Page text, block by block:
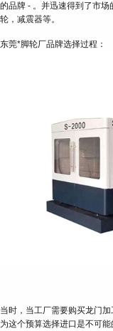
的品牌 - 。并迅速得到了市
轮，减震器等。
东莞*脚轮厂品牌选择过程：
当时，当工厂需要购买龙门
为这个预算选择进口是不可